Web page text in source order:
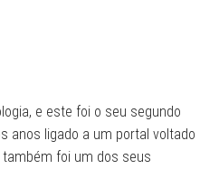
e este foi o seu segundo
anos ligado a um portal voltado
foi um dos seus